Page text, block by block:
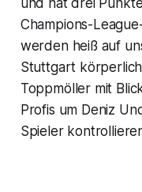
und hat drei
Champions-
werden heiß auf
Stuttgart
Toppmöller mit
Profis um Deniz
Spieler